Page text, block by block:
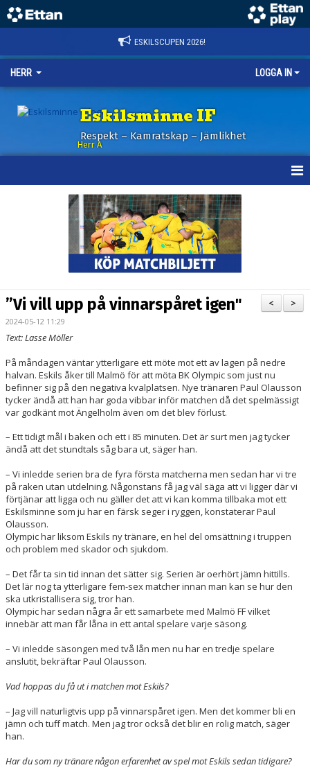
ESKILSCUPEN 2026!
HERR LOGGA IN
Eskilsminne IF
Respekt – Kamratskap – Jämlikhet
Herr A
BILDGALLERI
MATCHER
ETTAN SÖDRA
>
<
”Vi vill upp på vinnarspåret igen"
2024-05-12 11:29
Text: Lasse Möller
På måndagen väntar ytterligare ett möte mot ett av lagen på nedre
halvan. Eskils åker till Malmö för att möta BK Olympic som just nu
befinner sig på den negativa kvalplatsen. Nye tränaren Paul Olausson
tycker ändå att han har goda vibbar inför matchen då det spelmässigt
var godkänt mot Ängelholm även om det blev förlust.
– Ett tidigt mål i baken och ett i 85 minuten. Det är surt men jag tycker
ändå att det stundtals såg bara ut, säger han.
– Vi inledde serien bra de fyra första matcherna men sedan har vi tre
på raken utan utdelning. Någonstans få jag väl säga att vi ligger där vi
förtjänar att ligga och nu gäller det att vi kan komma tillbaka mot ett
Eskilsminne som ju har en färsk seger i ryggen, konstaterar Paul
Olausson.
Olympic har liksom Eskils ny tränare, en hel del omsättning i truppen
och problem med skador och sjukdom.
– Det får ta sin tid innan det sätter sig. Serien är oerhört jämn hittills.
Det lär nog ta ytterligare fem-sex matcher innan man kan se hur den
ska utkristallisera sig, tror han.
Olympic har sedan några år ett samarbete med Malmö FF vilket
innebär att man får låna in ett antal spelare varje säsong.
– Vi inledde säsongen med två lån men nu har en tredje spelare
anslutit, bekräftar Paul Olausson.
Vad hoppas du få ut i matchen mot Eskils?
– Jag vill naturligtvis upp på vinnarspåret igen. Men det kommer bli en
jämn och tuff match. Men jag tror också det blir en rolig match, säger
han.
Har du som ny tränare någon erfarenhet av spel mot Eskils sedan tidigare?